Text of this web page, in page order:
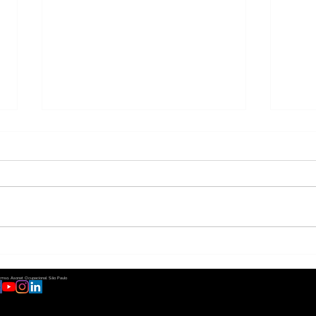
avaliar ao contratar
empresa de SST para
Asonet Ocupacional. São Paulo